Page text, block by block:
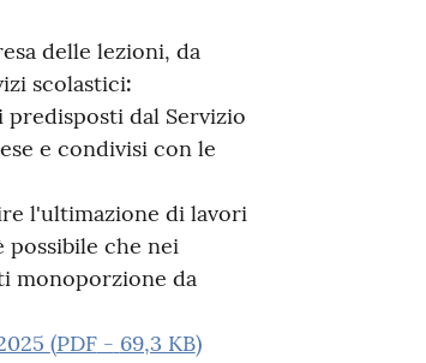
delle lezioni, da
scolastici:
dal Servizio
e condivisi con le
l'ultimazione di lavori
possibile che nei
monoporzione da
(PDF- 69,3 KB)